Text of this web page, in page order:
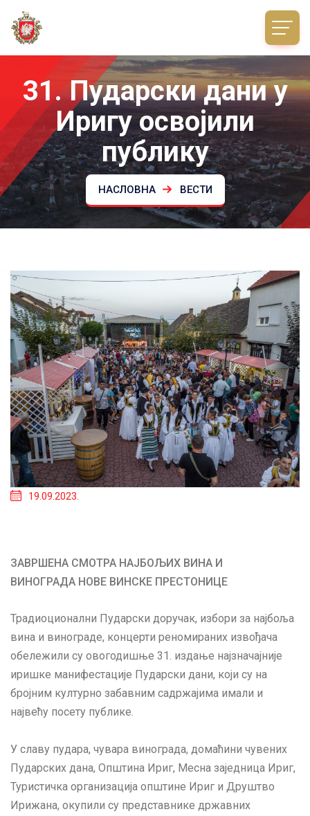
31. Пударски дани у
Иригу освојили
публику
НАСЛОВНА ВЕСТИ
19.09.2023.
ЗАВРШЕНА СМОТРА НАЈБОЉИХ ВИНА И
ВИНОГРАДА НОВЕ ВИНСКЕ ПРЕСТОНИЦЕ
Традиоционални Пударски доручак, избори за најбоља
вина и винограде, концерти реномираних извођача
обележили су овогодишње 31. издање најзначајније
иришке манифестације Пударски дани, који су на
бројним културно забавним садржајима имали и
највећу посету публике.
У славу пудара, чувара винограда, домаћини чувених
Пударских дана, Општина Ириг, Месна заједница Ириг,
Туристичка организација општине Ириг и Друштво
Ирижана, окупили су представнике државних